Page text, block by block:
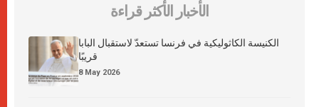
الأخبار الأكثر قراءة
الكنيسة الكاثوليكية في فرنسا تستعدّ لاستقبال البابا
قريبًا
8 May 2026